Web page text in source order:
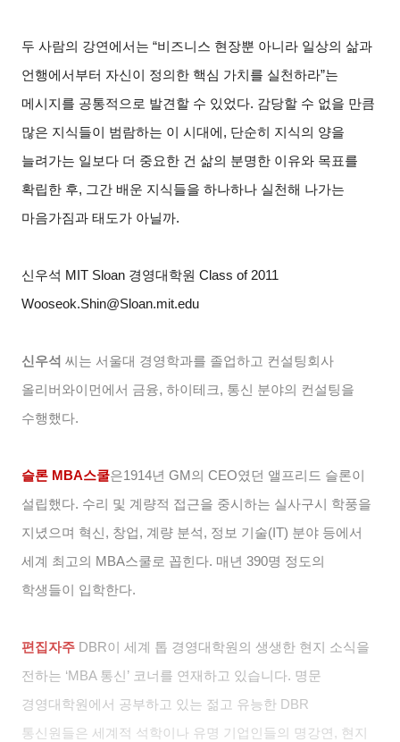
두 사람의 강연에서는 “비즈니스 현장뿐 아니라 일상의 삶과
언행에서부터 자신이 정의한 핵심 가치를 실천하라”는
메시지를 공통적으로 발견할 수 있었다. 감당할 수 없을 만큼
많은 지식들이 범람하는 이 시대에, 단순히 지식의 양을
늘려가는 일보다 더 중요한 건 삶의 분명한 이유와 목표를
확립한 후, 그간 배운 지식들을 하나하나 실천해 나가는
마음가짐과 태도가 아닐까.
신우석 MIT Sloan 경영대학원 Class of 2011
Wooseok.Shin@Sloan.mit.edu
신우석 씨는 서울대 경영학과를 졸업하고 컨설팅회사
올리버와이먼에서 금융, 하이테크, 통신 분야의 컨설팅을
수행했다.
슬론 MBA스쿨은1914년 GM의 CEO였던 앨프리드 슬론이
설립했다. 수리 및 계량적 접근을 중시하는 실사구시 학풍을
지녔으며 혁신, 창업, 계량 분석, 정보 기술(IT) 분야 등에서
세계 최고의 MBA스쿨로 꼽힌다. 매년 390명 정도의
학생들이 입학한다.
편집자주 DBR이 세계 톱 경영대학원의 생생한 현지 소식을
전하는 ‘MBA 통신’ 코너를 연재하고 있습니다. 명문
경영대학원에서 공부하고 있는 젊고 유능한 DBR
통신원들은 세계적 석학이나 유명 기업인들의 명강연, 현지